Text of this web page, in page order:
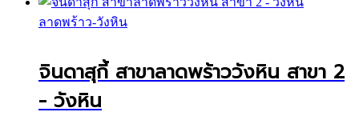
ลาดพร้าว-วังหิน
จินดาสุกี้ สาขาลาดพร้าววังหิน สาขา 2
- วังหิน